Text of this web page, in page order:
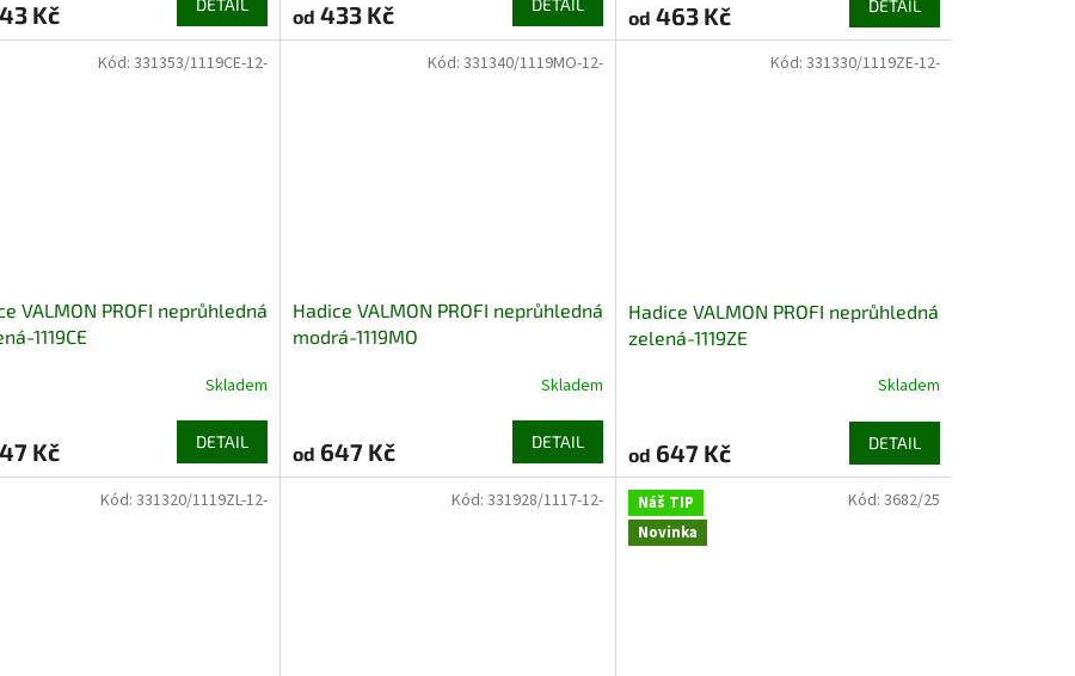
Kč DETAIL
od 433 Kč DETAIL
je
3,6
od 463 Kč DETAIL
VALMON PROFI neprůhledná
1119CE
Skladem
Kč DETAIL
Kód: 331353/1119CE-12-
Hadice VALMON PROFI neprůhledná
modrá-1119MO
Skladem
od 647 Kč DETAIL
Kód: 331340/1119MO-12-
Hadice VALMON PROFI neprůhledná
zelená-1119ZE
Skladem
od 647 Kč DETAIL
Kód: 331330/1119ZE-12-
Kód: 331320/1119ZL-12- Kód: 331928/1117-12-
Náš TIP
Novinka
Kód: 3682/25